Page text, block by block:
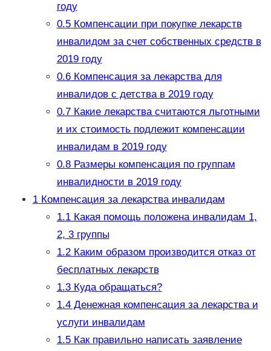
году
0.5Компенсации при покупке лекарств
инвалидом за счет собственных средств в
2019 году
0.6Компенсация за лекарства для
инвалидов с детства в 2019 году
0.7Какие лекарства считаются льготными
и их стоимость подлежит компенсации
инвалидам в 2019 году
0.8Размеры компенсация по группам
инвалидности в 2019 году
1Компенсация за лекарства инвалидам
1.1Какая помощь положена инвалидам 1,
2, 3 группы
1.2Каким образом производится отказ от
бесплатных лекарств
1.3Куда обращаться?
1.4Денежная компенсация за лекарства и
услуги инвалидам
1.5Как правильно написать заявление